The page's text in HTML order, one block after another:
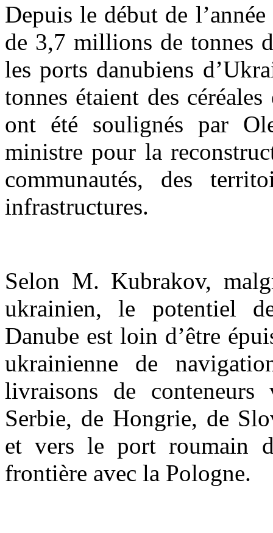
Depuis le début de
de 3,7 millions de tonnes
les ports danubiens
tonnes étaient des
ont été soulignés par
ministre pour la
communautés, des
infrastructures.
Selon M. Kubrakov,
ukrainien, le potentiel
Danube est loin d’être
ukrainienne de
livraisons de
Serbie, de Hongrie, de
et vers le port roumain
frontière avec la Pologne.